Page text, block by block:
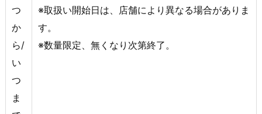
つ
か
ら/
い
つ
ま
※取扱い開始日は、店舗により異なる場合がありま
す。
※数量限定、無くなり次第終了。